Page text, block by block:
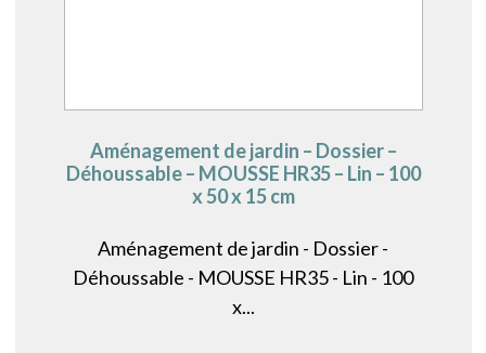
Aménagement de jardin – Dossier –
Déhoussable – MOUSSE HR35 – Lin – 100
x 50 x 15 cm
Aménagement de jardin - Dossier -
Déhoussable - MOUSSE HR35 - Lin - 100
x...